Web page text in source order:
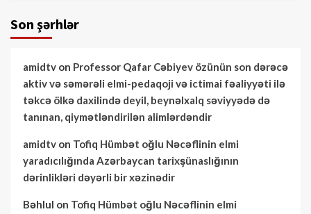
Son şərhlər
amidtv on Professor Qafar Cəbiyev özünün son dərəcə
aktiv və səmərəli elmi-pedaqoji və ictimai fəaliyyəti ilə
təkcə ölkə daxilində deyil, beynəlxalq səviyyədə də
tanınan, qiymətləndirilən alimlərdəndir
amidtv on Tofiq Hümbət oğlu Nəcəflinin elmi
yaradıcılığında Azərbaycan tarixşünaslığının
dərinlikləri dəyərli bir xəzinədir
Bəhlul on Tofiq Hümbət oğlu Nəcəflinin elmi